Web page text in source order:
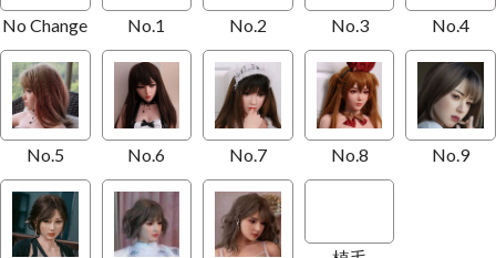
No Change No.1 No.2 No.3 No.4
No.5 No.6 No.7 No.8 No.9